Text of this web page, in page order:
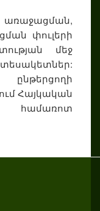
փուլերի
մեջ
Հայկական
համառոտ